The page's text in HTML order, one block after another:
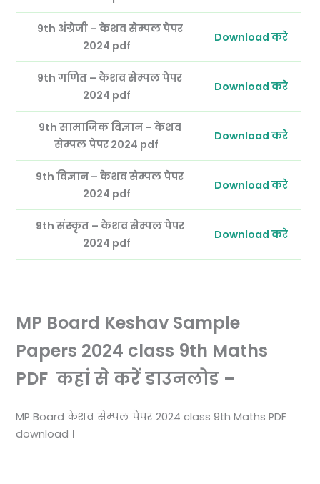
9th अंग्रेजी – केशव सेम्पल पेपर
2024 pdf
Download करे
9th गणित – केशव सेम्पल पेपर
2024 pdf
Download करे
9th सामाजिक विज्ञान – केशव
सेम्पल पेपर 2024 pdf
Download करे
9th विज्ञान – केशव सेम्पल पेपर
2024 pdf
Download करे
9th संस्कृत – केशव सेम्पल पेपर
2024 pdf
Download करे
MP Board Keshav Sample
Papers 2024 class 9th Maths
PDF कहां से करें डाउनलोड –
MP Board केशव सेम्पल पेपर 2024 class 9th Maths PDF
download ।